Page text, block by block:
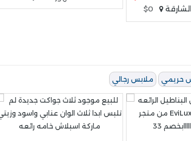
$0 الشارقة
حريمي ملابس رجالي